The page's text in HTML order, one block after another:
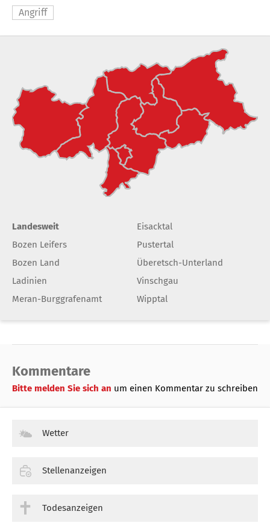
Angriff
Landesweit
Bozen Leifers
Bozen Land
Ladinien
Meran-Burggrafenamt
Eisacktal
Pustertal
Überetsch-Unterland
Vinschgau
Wipptal
Kommentare
Bitte melden Sie sich an um einen Kommentar zu schreiben
Wetter
Stellenanzeigen
Todesanzeigen